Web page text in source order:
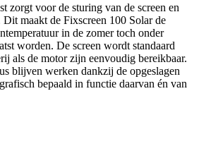
zorgt voor de sturing van de screen en
maakt de Fixscreen 100 Solar de
in de zomer toch onder
worden. De screen wordt standaard
als de motor zijn eenvoudig bereikbaar.
blijven werken dankzij de opgeslagen
bepaald in functie daarvan én van